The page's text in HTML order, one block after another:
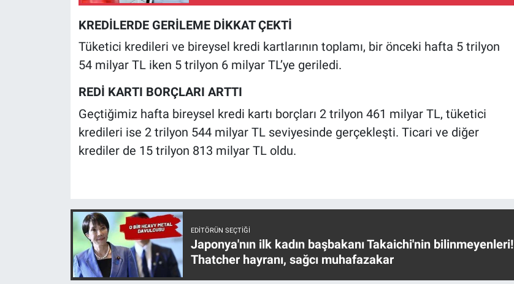
KREDİLERDE GERİLEME DİKKAT ÇEKTİ
Tüketici kredileri ve bireysel kredi kartlarının toplamı, bir önceki hafta 5 trilyon
54 milyar TL iken 5 trilyon 6 milyar TL’ye geriledi.
REDİ KARTI BORÇLARI ARTTI
Geçtiğimiz hafta bireysel kredi kartı borçları 2 trilyon 461 milyar TL, tüketici
kredileri ise 2 trilyon 544 milyar TL seviyesinde gerçekleşti. Ticari ve diğer
krediler de 15 trilyon 813 milyar TL oldu.
EDITÖRÜN SEÇTIĞI
Japonya'nın ilk kadın başbakanı Takaichi'nin bilinmeyenleri!
Thatcher hayranı, sağcı muhafazakar
Ne demişti
Programlar
Teknoloji
Türkiye'nin Geleceği
Türkiye'nin Gündemi